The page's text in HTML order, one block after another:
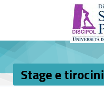
Stage e tirocini